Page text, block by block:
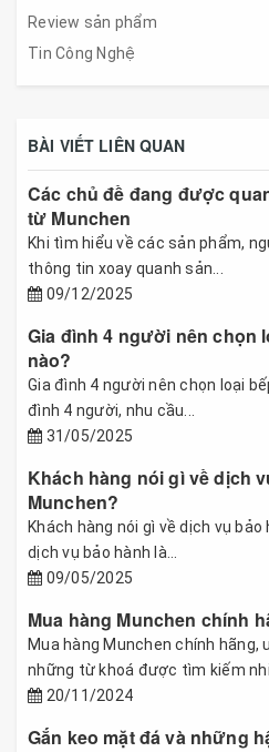
Review sản phẩm
Tin Công Nghệ
BÀI VIẾT LIÊN QUAN
Các chủ đề đang được
từ Munchen
Khi tìm hiểu về các sản phẩm,
thông tin xoay quanh sản...
09/12/2025
Gia đình 4 người nên chọn
nào?
Gia đình 4 người nên chọn loại
đình 4 người, nhu cầu...
31/05/2025
Khách hàng nói gì về dịch
Munchen?
Khách hàng nói gì về dịch vụ
dịch vụ bảo hành là...
09/05/2025
Mua hàng Munchen chính
Mua hàng Munchen chính hãng,
những từ khoá được tìm kiếm
20/11/2024
Gắn keo mặt đá và những